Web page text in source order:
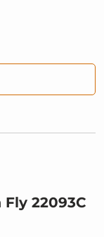
Fly 22093С